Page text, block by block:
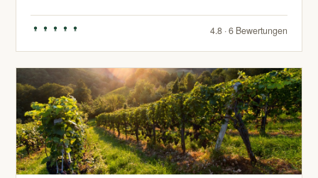
4.8 · 6 Bewertungen